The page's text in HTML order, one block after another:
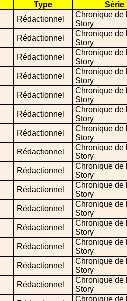
Type
Série
Rédactionnel
Chronique de
Story
Rédactionnel
Chronique de
Story
Rédactionnel
Chronique de
Story
Rédactionnel
Chronique de
Story
Rédactionnel
Chronique de
Story
Rédactionnel
Chronique de
Story
Rédactionnel
Chronique de
Story
Rédactionnel
Chronique de
Story
Rédactionnel
Chronique de
Story
Rédactionnel
Chronique de
Story
Rédactionnel
Chronique de
Story
Rédactionnel
Chronique de
Story
Rédactionnel
Chronique de
Story
Rédactionnel
Chronique de
Story
Rédactionnel
Chronique de
Story
Chronique de